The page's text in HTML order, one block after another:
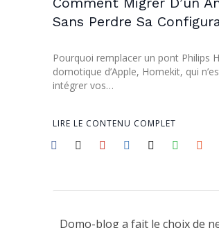
Sans Perdre Sa
Pourquoi remplacer un pont Philips
domotique d’Apple, Homekit, qui
intégrer vos…
LIRE LE CONTENU COMPLET
Domo-blog a fait le choix de